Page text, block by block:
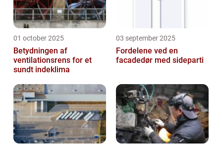
01 october 2025
Betydningen af
ventilationsrens for et
sundt indeklima
03 september 2025
Fordelene ved en
facadedør med sideparti